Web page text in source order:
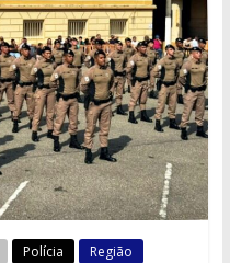
Polícia Região